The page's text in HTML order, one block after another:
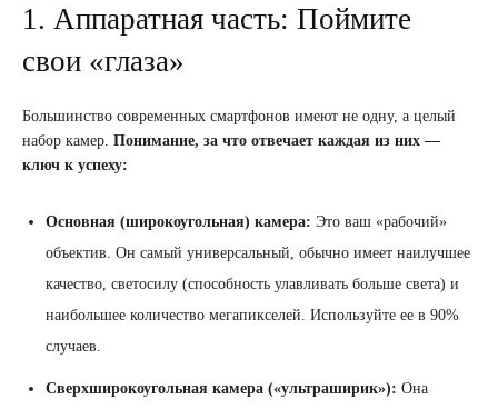
1. Аппаратная часть: Поймите
свои «глаза»
Большинство современных смартфонов имеют не одну, а целый
набор камер. Понимание, за что отвечает каждая из них —
ключ к успеху:
Основная (широкоугольная) камера: Это ваш «рабочий»
объектив. Он самый универсальный, обычно имеет наилучшее
качество, светосилу (способность улавливать больше света) и
наибольшее количество мегапикселей. Используйте ее в 90%
случаев.
Сверхширокоугольная камера («ультраширик»): Она